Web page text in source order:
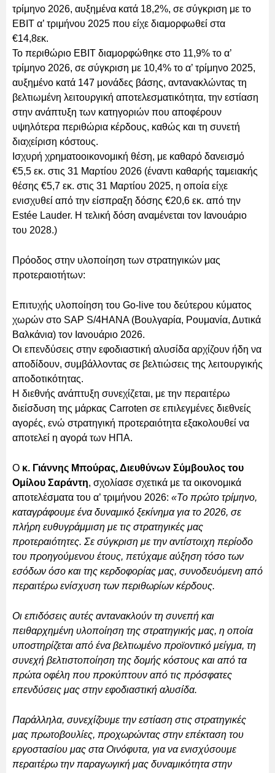
τρίμηνο 2026, αυξημένα κατά 18,2%, σε σύγκριση με το
EBIT α’ τριμήνου 2025 που είχε διαμορφωθεί στα
€14,8εκ.
Το περιθώριο EBIT διαμορφώθηκε στο 11,9% το α’
τρίμηνο 2026, σε σύγκριση με 10,4% το α’ τρίμηνο 2025,
αυξημένο κατά 147 μονάδες βάσης, αντανακλώντας τη
βελτιωμένη λειτουργική αποτελεσματικότητα, την εστίαση
στην ανάπτυξη των κατηγοριών που αποφέρουν
υψηλότερα περιθώρια κέρδους, καθώς και τη συνετή
διαχείριση κόστους.
Ισχυρή χρηματοοικονομική θέση, με καθαρό δανεισμό
€5,5 εκ. στις 31 Μαρτίου 2026 (έναντι καθαρής ταμειακής
θέσης €5,7 εκ. στις 31 Μαρτίου 2025, η οποία είχε
ενισχυθεί από την είσπραξη δόσης €20,6 εκ. από την
Estée Lauder. Η τελική δόση αναμένεται τον Ιανουάριο
του 2028.)
Πρόοδος στην υλοποίηση των στρατηγικών μας
προτεραιοτήτων:
Επιτυχής υλοποίηση του Go-live του δεύτερου κύματος
χωρών στο SAP S/4HANA (Βουλγαρία, Ρουμανία, Δυτικά
Βαλκάνια) τον Ιανουάριο 2026.
Οι επενδύσεις στην εφοδιαστική αλυσίδα αρχίζουν ήδη να
αποδίδουν, συμβάλλοντας σε βελτιώσεις της λειτουργικής
αποδοτικότητας.
Η διεθνής ανάπτυξη συνεχίζεται, με την περαιτέρω
διείσδυση της μάρκας Carroten σε επιλεγμένες διεθνείς
αγορές, ενώ στρατηγική προτεραιότητα εξακολουθεί να
αποτελεί η αγορά των ΗΠΑ.
Ο κ. Γιάννης Μπούρας, Διευθύνων Σύμβουλος του
Ομίλου Σαράντη, σχολίασε σχετικά με τα οικονομικά
αποτελέσματα του α’ τριμήνου 2026: «Το πρώτο τρίμηνο,
καταγράφουμε ένα δυναμικό ξεκίνημα για το 2026, σε
πλήρη ευθυγράμμιση με τις στρατηγικές μας
προτεραιότητες. Σε σύγκριση με την αντίστοιχη περίοδο
του προηγούμενου έτους, πετύχαμε αύξηση τόσο των
εσόδων όσο και της κερδοφορίας μας, συνοδευόμενη από
περαιτέρω ενίσχυση των περιθωρίων κέρδους.
Οι επιδόσεις αυτές αντανακλούν τη συνεπή και
πειθαρχημένη υλοποίηση της στρατηγικής μας, η οποία
υποστηρίζεται από ένα βελτιωμένο προϊοντικό μείγμα, τη
συνεχή βελτιστοποίηση της δομής κόστους και από τα
πρώτα οφέλη που προκύπτουν από τις πρόσφατες
επενδύσεις μας στην εφοδιαστική αλυσίδα.
Παράλληλα, συνεχίζουμε την εστίαση στις στρατηγικές
μας πρωτοβουλίες, προχωρώντας στην επέκταση του
εργοστασίου μας στα Οινόφυτα, για να ενισχύσουμε
περαιτέρω την παραγωγική μας δυναμικότητα στην